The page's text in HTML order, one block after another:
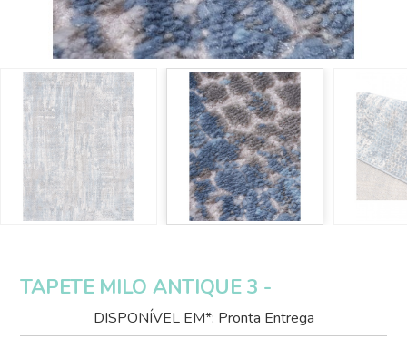
TAPETE MILO ANTIQUE 3 -
DISPONÍVEL EM*: Pronta Entrega